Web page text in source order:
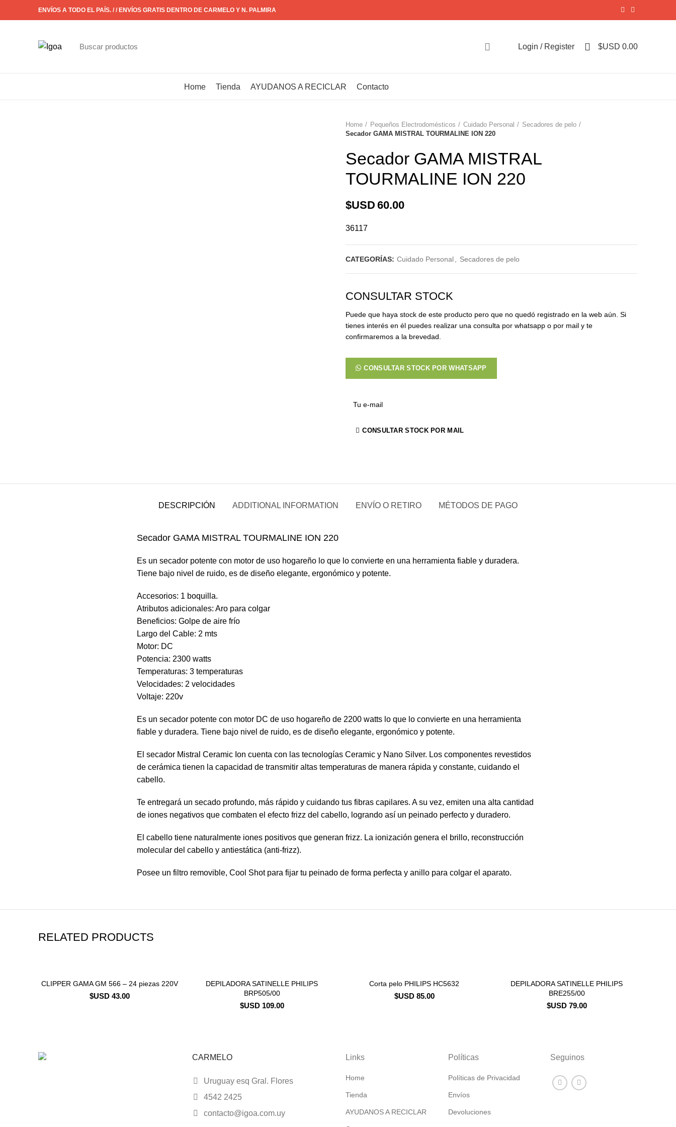
ENVÍOS A TODO EL PAÍS. / / ENVÍOS GRATIS DENTRO DE CARMELO Y N. PALMIRA
Login / Register $USD 0.00
Home Tienda AYUDANOS A RECICLAR Contacto
Home Pequeños Electrodomésticos Cuidado Personal
Secadores de pelo
Secador GAMA MISTRAL TOURMALINE ION 220
Secador GAMA MISTRAL
TOURMALINE ION 220
$USD 60.00
36117
CATEGORÍAS: Cuidado Personal Secadores de pelo
CONSULTAR STOCK
Puede que haya stock de este producto pero que no quedó registrado en la web aún. Si
tienes interés en él puedes realizar una consulta por whatsapp o por mail y te
confirmaremos a la brevedad.
CONSULTAR STOCK POR WHATSAPP
CONSULTAR STOCK POR MAIL
DESCRIPCIÓN ADDITIONAL INFORMATION ENVÍO O RETIRO MÉTODOS DE PAGO
Secador GAMA MISTRAL TOURMALINE ION 220
Es un secador potente con motor de uso hogareño lo que lo convierte en una herramienta fiable y duradera.
Tiene bajo nivel de ruido, es de diseño elegante, ergonómico y potente.
Accesorios: 1 boquilla.
Atributos adicionales: Aro para colgar
Beneficios: Golpe de aire frío
Largo del Cable: 2 mts
Motor: DC
Potencia: 2300 watts
Temperaturas: 3 temperaturas
Velocidades: 2 velocidades
Voltaje: 220v
Es un secador potente con motor DC de uso hogareño de 2200 watts lo que lo convierte en una herramienta
fiable y duradera. Tiene bajo nivel de ruido, es de diseño elegante, ergonómico y potente.
El secador Mistral Ceramic Ion cuenta con las tecnologías Ceramic y Nano Silver. Los componentes revestidos
de cerámica tienen la capacidad de transmitir altas temperaturas de manera rápida y constante, cuidando el
cabello.
Te entregará un secado profundo, más rápido y cuidando tus fibras capilares. A su vez, emiten una alta cantidad
de iones negativos que combaten el efecto frizz del cabello, logrando así un peinado perfecto y duradero.
El cabello tiene naturalmente iones positivos que generan frizz. La ionización genera el brillo, reconstrucción
molecular del cabello y antiestática (anti-frizz).
Posee un filtro removible, Cool Shot para fijar tu peinado de forma perfecta y anillo para colgar el aparato.
RELATED PRODUCTS
CONSULTAR STOCK
CLIPPER GAMA GM 566 – 24 piezas 220V
$USD 43.00
CONSULTAR STOCK
DEPILADORA SATINELLE PHILIPS
BRP505/00
$USD 109.00
CONSULTAR STOCK
Corta pelo PHILIPS HC5632
$USD 85.00
CONSULTAR STOCK
DEPILADORA SATINELLE PHILIPS
BRE255/00
$USD 79.00
CARMELO
Uruguay esq Gral. Flores
4542 2425
contacto@igoa.com.uy
Links
Home
Tienda
AYUDANOS A RECICLAR
Políticas
Políticas de Privacidad
Envíos
Devoluciones
Seguinos